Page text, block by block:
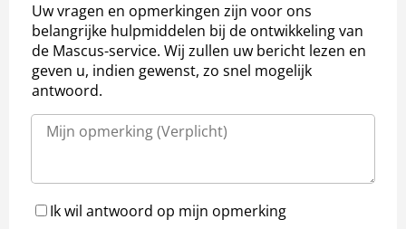
Uw vragen en opmerkingen zijn voor ons
belangrijke hulpmiddelen bij de ontwikkeling van
de Mascus-service. Wij zullen uw bericht lezen en
geven u, indien gewenst, zo snel mogelijk
antwoord.
Ik wil antwoord op mijn opmerking